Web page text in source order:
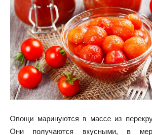
Овощи маринуются в массе из
Они получаются вкусными, в